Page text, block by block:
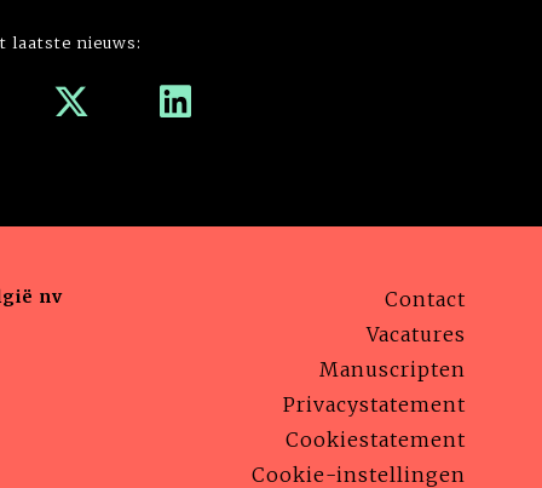
laatste nieuws:
nv
Contact
Vacatures
Manuscripten
Privacystatement
Cookiestatement
Cookie-instellingen